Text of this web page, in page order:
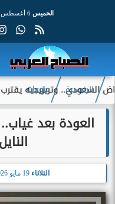
الخميس
وتريزيجيه يقترب من
الرئيسية منوعات
العودة بعد
الثلاثاء 19 مايو 2026